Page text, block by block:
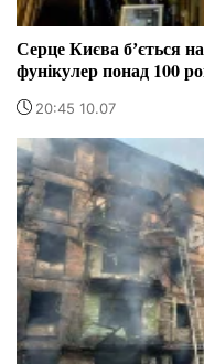
Серце Києва бʼється
фунікулер понад 100
20:45 10.07